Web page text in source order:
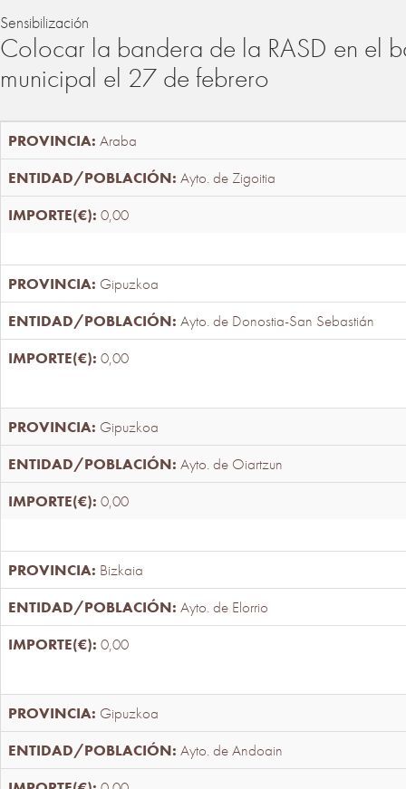
Sensibilización
Colocar la bandera de la RASD en el
municipal el 27 de febrero
Araba
Ayto. de Zigoitia
0,00
Gipuzkoa
Ayto. de Donostia-San Sebastián
0,00
Gipuzkoa
Ayto. de Oiartzun
0,00
Bizkaia
Ayto. de Elorrio
0,00
Gipuzkoa
Ayto. de Andoain